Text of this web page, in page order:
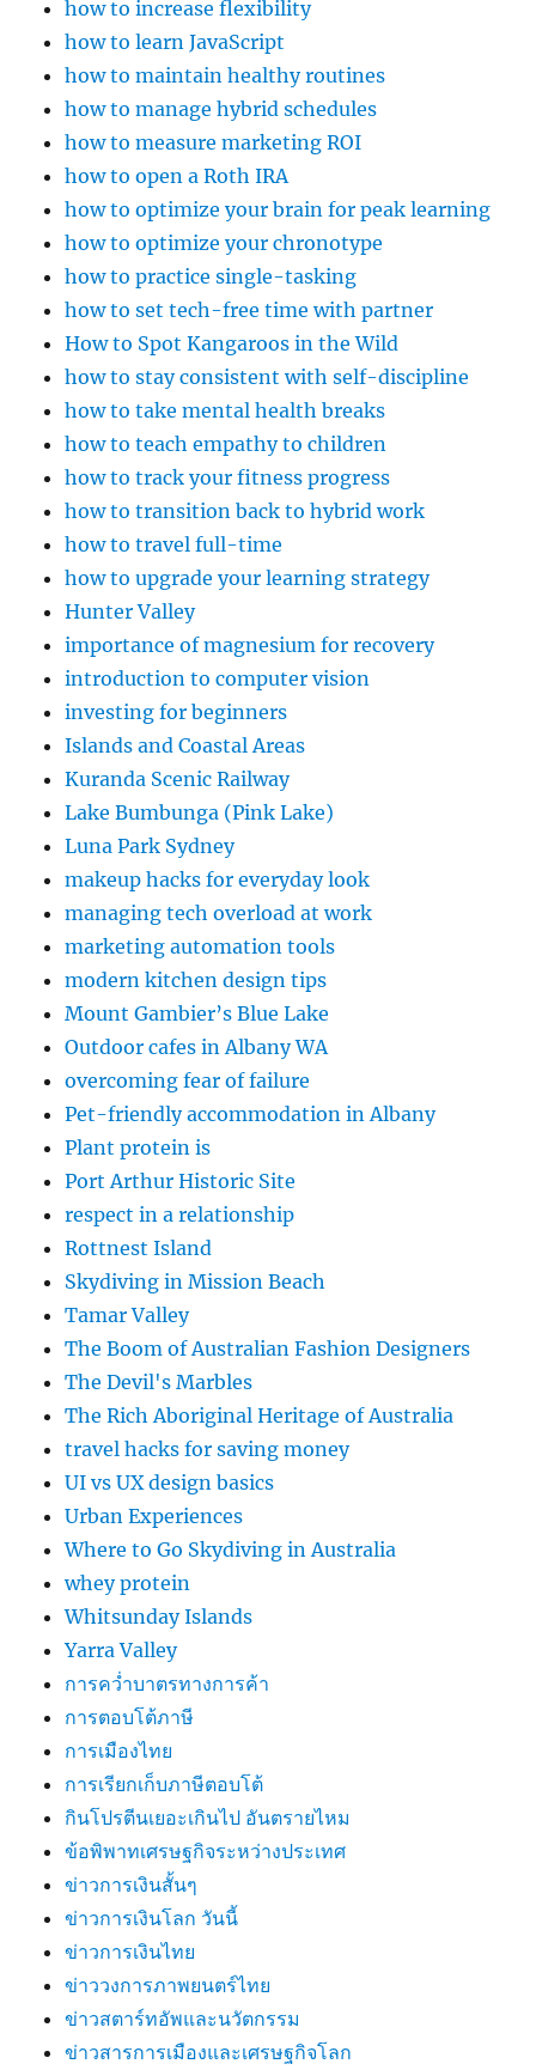
how to increase flexibility
how to learn JavaScript
how to maintain healthy routines
how to manage hybrid schedules
how to measure marketing ROI
how to open a Roth IRA
how to optimize your brain for peak learning
how to optimize your chronotype
how to practice single-tasking
how to set tech-free time with partner
How to Spot Kangaroos in the Wild
how to stay consistent with self-discipline
how to take mental health breaks
how to teach empathy to children
how to track your fitness progress
how to transition back to hybrid work
how to travel full-time
how to upgrade your learning strategy
Hunter Valley
importance of magnesium for recovery
introduction to computer vision
investing for beginners
Islands and Coastal Areas
Kuranda Scenic Railway
Lake Bumbunga (Pink Lake)
Luna Park Sydney
makeup hacks for everyday look
managing tech overload at work
marketing automation tools
modern kitchen design tips
Mount Gambier’s Blue Lake
Outdoor cafes in Albany WA
overcoming fear of failure
Pet-friendly accommodation in Albany
Plant protein is
Port Arthur Historic Site
respect in a relationship
Rottnest Island
Skydiving in Mission Beach
Tamar Valley
The Boom of Australian Fashion Designers
The Devil's Marbles
The Rich Aboriginal Heritage of Australia
travel hacks for saving money
UI vs UX design basics
Urban Experiences
Where to Go Skydiving in Australia
whey protein
Whitsunday Islands
Yarra Valley
การคว่ำบาตรทางการค้า
การตอบโต้ภาษี
การเมืองไทย
การเรียกเก็บภาษีตอบโต้
กินโปรตีนเยอะเกินไป อันตรายไหม
ข้อพิพาทเศรษฐกิจระหว่างประเทศ
ข่าวการเงินสั้นๆ
ข่าวการเงินโลก วันนี้
ข่าวการเงินไทย
ข่าววงการภาพยนตร์ไทย
ข่าวสตาร์ทอัพและนวัตกรรม
ข่าวสารการเมืองและเศรษฐกิจโลก